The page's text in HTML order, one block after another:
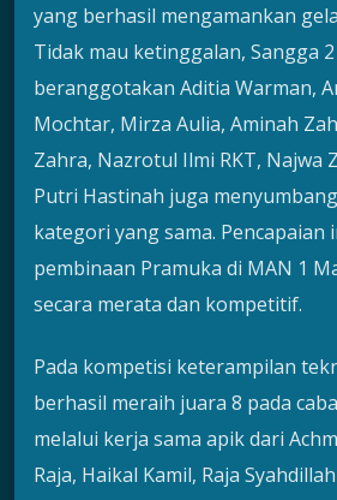
yang berhasil mengamankan
Tidak mau ketinggalan, Sangga
beranggotakan Aditia Warman,
Mochtar, Mirza Aulia, Aminah
Zahra, Nazrotul Ilmi RKT, Najwa
Putri Hastinah juga
kategori yang sama. Pencapaian
pembinaan Pramuka di MAN 1
secara merata dan kompetitif.
Pada kompetisi keterampilan
berhasil meraih juara 8 pada
melalui kerja sama apik dari
Raja, Haikal Kamil, Raja